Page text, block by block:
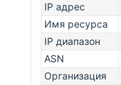
IP адрес
Имя ресурса
IP диапазон
ASN
Организация